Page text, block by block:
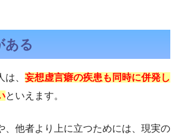
ある
、 妄想虚言癖の疾患も同時に併発し
といえます。
、他者より上に立つためには、現実の